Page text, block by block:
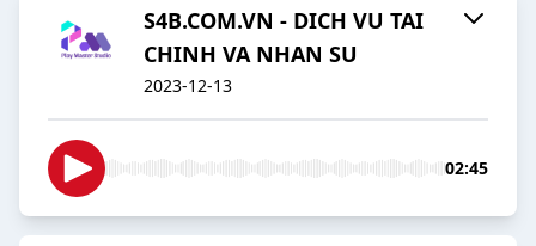
S4B.COM.VN - DICH VU TAI
CHINH VA NHAN SU
2023-12-13
02:45